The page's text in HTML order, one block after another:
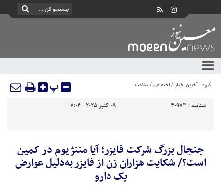
گروه : آخرین اخبار/اجتماعی/سلامت پ
شناسه : 40973 09 اکتبر 2025 - 7:04
جنجال بزرگ شرکت فایزر؛ آیا مننژیوم در کمین
است؟/ شکایت هزاران زن از فایزر به‌دلیل عوارض
یک دارو